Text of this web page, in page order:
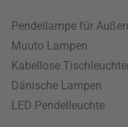
Pendellampe für Außen
Muuto Lampen
Kabellose
Dänische Lampen
LED Pendelleuchte